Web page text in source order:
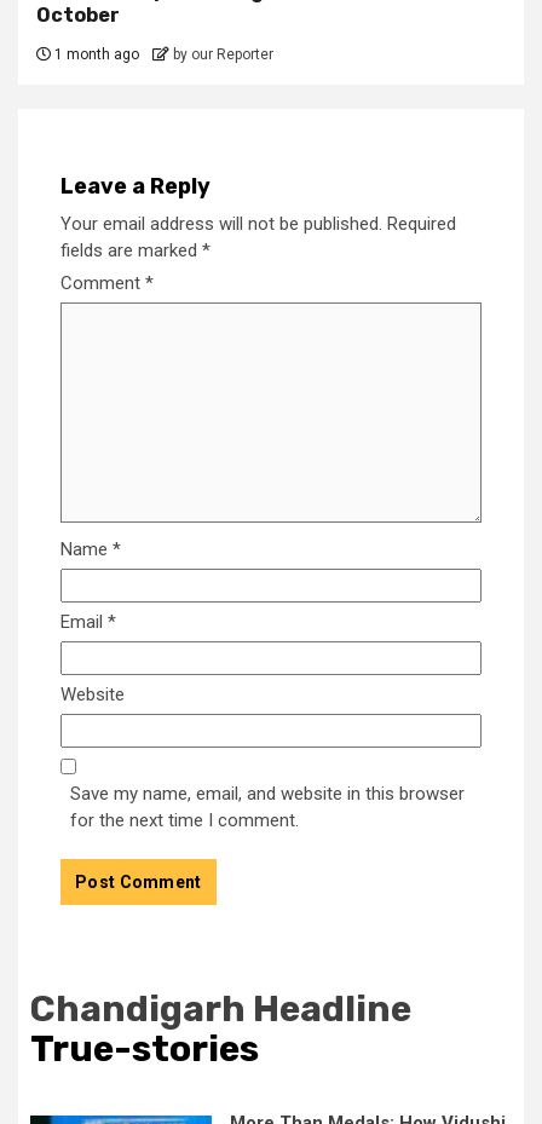
October
1 month ago by our Reporter
Leave a Reply
Your email address will not be published. Required
fields are marked *
Comment *
Name *
Email *
Website
Save my name, email, and website in this browser
for the next time I comment.
Chandigarh Headline
True-stories